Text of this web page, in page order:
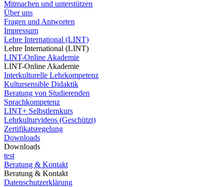
Mitmachen und unterstützen
Über uns
Fragen und Antworten
Impressum
Lehre International (LINT)
Lehre International (LINT)
LINT-Online Akademie
LINT-Online Akademie
Interkulturelle Lehrkompetenz
Kultursensible Didaktik
Beratung von Studierenden
Sprachkompetenz
LINT+ Selbstlernkurs
Lehrkulturvideos (Geschützt)
Zertifikatsregelung
Downloads
Downloads
test
Beratung & Kontakt
Beratung & Kontakt
Datenschutzerklärung